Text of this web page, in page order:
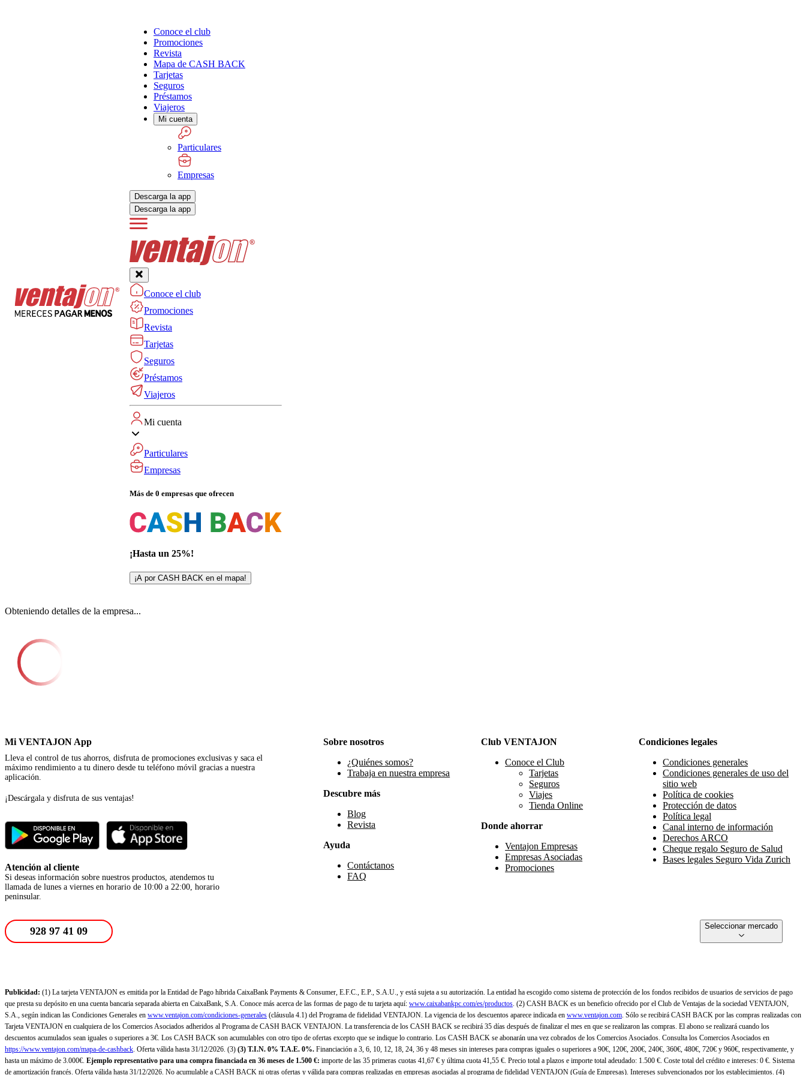
Conoce el club
Promociones
Revista
Mapa de CASH BACK
Tarjetas
Seguros
Préstamos
Viajeros
Mi cuenta
Particulares
Empresas
Descarga la app
Descarga la app
Conoce el club
Promociones
Revista
Tarjetas
Seguros
Préstamos
Viajeros
Mi cuenta
Particulares
Empresas
Más de 0 empresas que ofrecen
¡Hasta un 25%!
¡A por CASH BACK en el mapa!
Obteniendo detalles de la empresa...
Mi VENTAJON App
Lleva el control de tus ahorros, disfruta de promociones exclusivas y saca el
máximo rendimiento a tu dinero desde tu teléfono móvil gracias a nuestra
aplicación.
¡Descárgala y disfruta de sus ventajas!
Atención al cliente
Si deseas información sobre nuestros productos, atendemos tu
llamada de lunes a viernes en horario de 10:00 a 22:00, horario
peninsular.
Sobre nosotros
¿Quiénes somos?
Trabaja en nuestra empresa
Descubre más
Blog
Revista
Ayuda
Contáctanos
FAQ
Club VENTAJON
Conoce el Club
Tarjetas
Seguros
Viajes
Tienda Online
Donde ahorrar
Ventajon Empresas
Empresas Asociadas
Promociones
Condiciones legales
Condiciones generales
Condiciones generales de uso del
sitio web
Política de cookies
Protección de datos
Política legal
Canal interno de información
Derechos ARCO
Cheque regalo Seguro de Salud
Bases legales Seguro Vida Zurich
928 97 41 09 Seleccionar mercado
Publicidad: (1) La tarjeta VENTAJON es emitida por la Entidad de Pago híbrida CaixaBank Payments & Consumer, E.F.C., E.P., S.A.U., y está sujeta a su autorización. La entidad ha escogido como sistema de protección de los fondos recibidos de usuarios de servicios de pago
que presta su depósito en una cuenta bancaria separada abierta en CaixaBank, S.A. Conoce más acerca de las formas de pago de tu tarjeta aquí: www.caixabankpc.com/es/productos. (2) CASH BACK es un beneficio ofrecido por el Club de Ventajas de la sociedad VENTAJON,
S.A., según indican las Condiciones Generales en www.ventajon.com/condiciones-generales (cláusula 4.1) del Programa de fidelidad VENTAJON. La vigencia de los descuentos aparece indicada en www.ventajon.com. Sólo se recibirá CASH BACK por las compras realizadas con
Tarjeta VENTAJON en cualquiera de los Comercios Asociados adheridos al Programa de CASH BACK VENTAJON. La transferencia de los CASH BACK se recibirá 35 días después de finalizar el mes en que se realizaron las compras. El abono se realizará cuando los
descuentos acumulados sean iguales o superiores a 3€. Los CASH BACK son acumulables con otro tipo de ofertas excepto que se indique lo contrario. Los CASH BACK se abonarán una vez cobrados de los Comercios Asociados. Consulta los Comercios Asociados en
https://www.ventajon.com/mapa-de-cashback. Oferta válida hasta 31/12/2026. (3) (3) T.I.N. 0% T.A.E. 0%. Financiación a 3, 6, 10, 12, 18, 24, 36 y 48 meses sin intereses para compras iguales o superiores a 90€, 120€, 200€, 240€, 360€, 480€, 720€ y 960€, respectivamente, y
hasta un máximo de 3.000€. Ejemplo representativo para una compra financiada en 36 meses de 1.500 €: importe de las 35 primeras cuotas 41,67 € y última cuota 41,55 €. Precio total a plazos e importe total adeudado: 1.500 €. Coste total del crédito e intereses: 0 €. Sistema
de amortización francés. Oferta válida hasta 31/12/2026. No acumulable a CASH BACK ni otras ofertas y válida para compras realizadas en empresas asociadas al programa de fidelidad VENTAJON (Guía de Empresas). Intereses subvencionados por los establecimientos. (4)